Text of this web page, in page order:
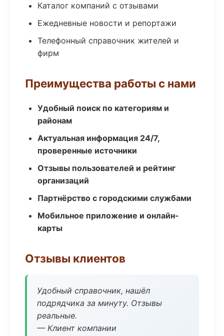
Каталог компаний с отзывами
Ежедневные новости и репортажи
Телефонный справочник жителей и
фирм
Преимущества работы с нами
Удобный поиск по категориям и
районам
Актуальная информация 24/7,
проверенные источники
Отзывы пользователей и рейтинг
организаций
Партнёрство с городскими службами
Мобильное приложение и онлайн-
карты
Отзывы клиентов
Удобный справочник, нашёл
подрядчика за минуту. Отзывы
реальные.
— Клиент компании